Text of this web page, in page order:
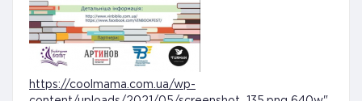
https://coolmama.com.ua/wp-